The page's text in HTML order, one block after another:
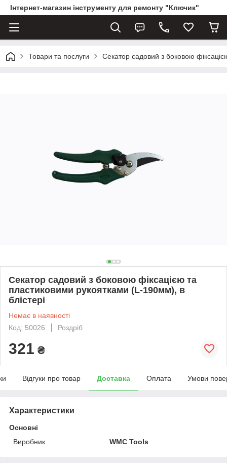
Інтернет-магазин інструменту для ремонту "Ключик"
Товари та послуги Секатор садовий з боковою
Секатор садовий з боковою фіксацією та
пластиковими рукоятками (L-190мм), в
блістері
Немає в наявності
Код: 50026
Роздріб
321 ₴
Відгуки про товар Доставка Оплата Умови
Характеристики
Основні
Виробник
WMC Tools